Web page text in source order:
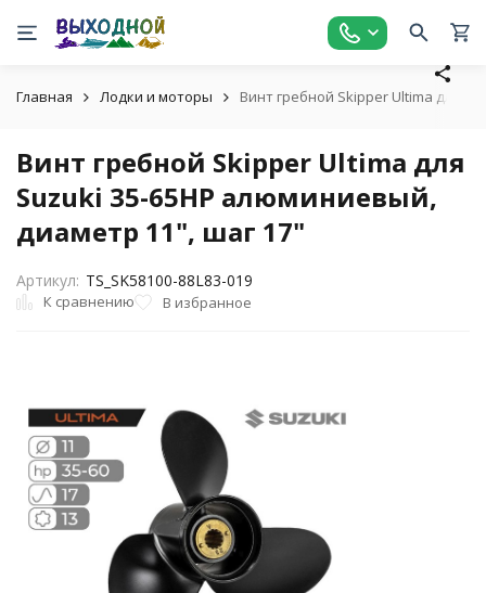
Главная Лодки и моторы Винт гребной Skipper Ultima для
Винт гребной Skipper Ultima для
Suzuki 35-65HP алюминиевый,
диаметр 11", шаг 17"
Артикул: TS_SK58100-88L83-019
К сравнению В избранное